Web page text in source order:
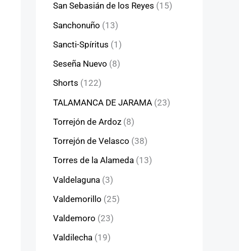
San Sebasián de los Reyes (15)
Sanchonuño (13)
Sancti-Spíritus (1)
Seseña Nuevo (8)
Shorts (122)
TALAMANCA DE JARAMA (23)
Torrejón de Ardoz (8)
Torrejón de Velasco (38)
Torres de la Alameda (13)
Valdelaguna (3)
Valdemorillo (25)
Valdemoro (23)
Valdilecha (19)